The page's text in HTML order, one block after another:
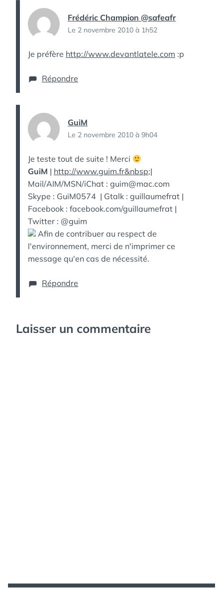
Frédéric Champion @safeafr
Le 2 novembre 2010 à 1h52
Je préfère http://www.devantlatele.com :p
Répondre
GuiM
Le 2 novembre 2010 à 9h04
Je teste tout de suite ! Merci
GuiM | http://www.guim.fr&nbsp;|
Mail/AIM/MSN/iChat : guim@mac.com
Skype : GuiM0574 | Gtalk : guillaumefrat |
Facebook : facebook.com/guillaumefrat |
Twitter : @guim
Afin de contribuer au respect de
l'environnement, merci de n'imprimer ce
message qu'en cas de nécessité.
Répondre
Laisser un commentaire